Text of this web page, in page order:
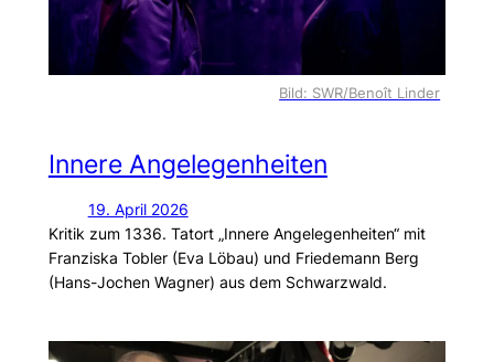
Bild: SWR/Benoît Linder
Innere Angelegenheiten
19. April 2026
Kritik zum 1336. Tatort „Innere Angelegenheiten“ mit
Franziska Tobler (Eva Löbau) und Friedemann Berg
(Hans-Jochen Wagner) aus dem Schwarzwald.